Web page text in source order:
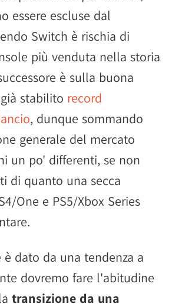
essere escluse dal
Switch è rischia di
più venduta nella storia
è sulla buona
stabilito record
, dunque sommando
generale del mercato
un po' differenti, se non
di quanto una secca
One e PS5/Xbox Series
dato da una tendenza a
dovremo fare l'abitudine
transizione da una